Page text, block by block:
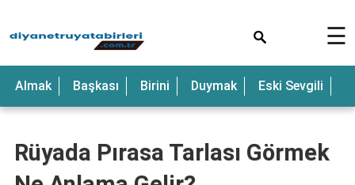
Anne
Bebek
☰
Almak Başkası Birini Duymak Eski Sevgili
Rüyada Pırasa Tarlası Görmek